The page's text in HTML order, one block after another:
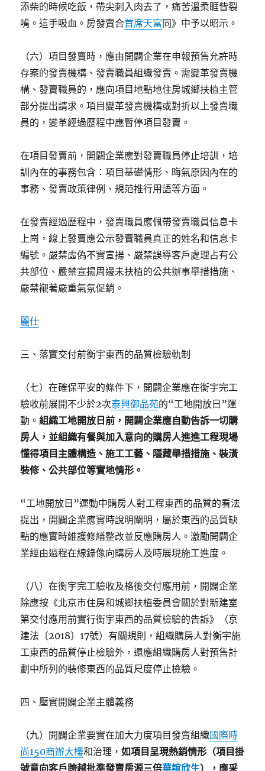
添柴的時候吃飯，帶尖刺入肉去了，痛苦溫柔睚眥裂
嘴。這手吸血。房發賣合首席天富同》中予以昭示。
（六）項目發賣時，應由開闢企業在申報預售允許時
存案的發賣機構、發賣職員組織發賣。需變革發賣機
構、發賣職員的，應向項目地點地住房城鄉扶植主管
部分提出請求。項目變革發賣機構或對折以上發賣職
員的，變革經過歷程中應暫停項目發賣。
在項目發賣前，開闢企業應對發賣職員停止培訓，培
訓內在的事務包含：項目基礎情形、晦氣原因內在的
事務、發賣政策律例、規范推行用語等方面。
在發賣經過歷程中，發賣職員應佩帶發賣職員信息卡
上崗，線上發賣應公示發賣職員真正的姓名和信息卡
編號。嚴禁虛偽不實宣揚、嚴禁誤導客戶處理占有公
共部位、嚴禁宣揚周邊未扶植的公共辦事舉措措施、
嚴禁襯著嚴重氣氛促銷。
麗仕
三、落實交付前衡宇東西的品質檢驗軌制
（七）在確保平安的條件下，開闢企業應在衡宇完工
驗收前展開不少於2次泰興御品苑的“工地開放日”運
動。組織工地開放日前，開闢企業應自動告訴一切購
房人，並組織有餐與加入意向的購房人進進工程現場
懂得項目主體構造、施工工藝、隱藏舉措措施、裝潢
裝修、公共部位等實地情形。
“工地開放日”運動中購房人對工程東西的品質的看法
提出，開闢企業應實時說明闡明，屬於東西的品質缺
點的應實時維護修繕整改並反應購房人。激勵開闢企
業經由過程在線錄像向購房人及時展現施工進度。
（八）在衡宇完工驗收及格後交付應用前，開闢企業
除應按《北京市住房和城鄉扶植委員會關於對新建室
第交付應用前實行衡宇東西的品質檢驗的告訴》（京
建法〔2018〕17號）有關規則，組織購房人對衡宇施
工東西的品質停止檢驗外，還應組織購房人對預售計
劃中所列的裝修東西的品質尺度停止檢驗。
四、壓實開闢企業主體義務
（九）開闢企業要實在加大力度項目發賣組織國際時
尚150商辦大樓和治理，如項目呈現熱銷情形（項目掛
號意向客戶跨越批準發賣房源三倍華誼欣生），應采